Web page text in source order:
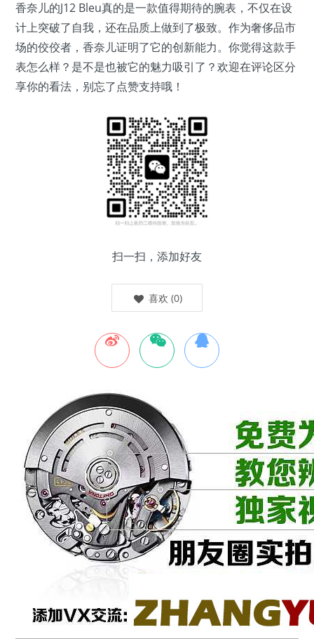
香奈儿的J12 Bleu真的是一款值得期待的腕表，不仅在设
计上突破了自我，还在品质上做到了极致。作为奢侈品市
场的佼佼者，香奈儿证明了它的创新能力。你觉得这款手
表怎么样？是不是也被它的魅力吸引了？欢迎在评论区分
享你的看法，别忘了点赞支持哦！
扫一扫，添加好友
喜欢 (0)